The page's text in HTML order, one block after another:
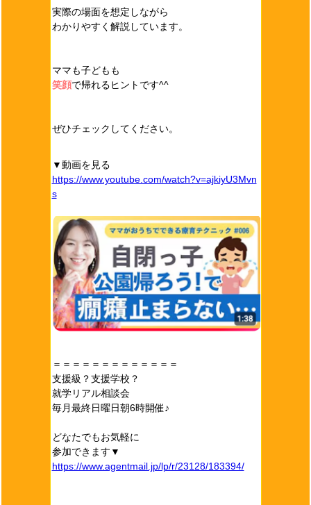
実際の場面を想定しながら
わかりやすく解説しています。
ママも子どもも
笑顔で帰れるヒントです^^
ぜひチェックしてください。
▼動画を見る
https://www.youtube.com/watch?v=ajkiyU3Mvn
s
＝＝＝＝＝＝＝＝＝＝＝＝＝
支援級？支援学校？
就学リアル相談会
毎月最終日曜日朝6時開催♪
どなたでもお気軽に
参加できます▼
https://www.agentmail.jp/lp/r/23128/183394/